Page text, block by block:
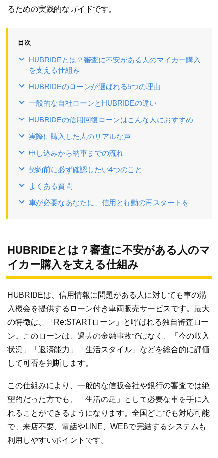
るための実践的なガイドです。
目次
HUBRIDEとは？審査に不安がある人のマイカー購入
を支える仕組み
HUBRIDEのローンが選ばれる5つの理由
一般的な自社ローンとHUBRIDEの違い
HUBRIDEの信用回復ローンはこんな人におすすめ
実際に購入した人のリアルな声
申し込みから納車までの流れ
契約前に必ず確認したい4つのこと
よくある質問
車が必要なあなたに、信用と行動の再スタートを
HUBRIDEとは？審査に不安がある人のマ
イカー購入を支える仕組み
HUBRIDEは、信用情報に問題がある人に対しても車の購
入機会を提供するローン付き車両販売サービスです。最大
の特徴は、「Re:STARTローン」と呼ばれる独自審査ロー
ン。このローンは、過去の金融事故ではなく、「今の収入
状況」「返済能力」「生活スタイル」などを総合的に評価
して可否を判断します。
この仕組みにより、一般的な信販会社や銀行の審査では絶
望的だった方でも、「生活の足」として必要な車を手に入
れることができるようになります。全国どこでも対応可能
で、来店不要、電話やLINE、WEBで完結するシステムも
利用しやすいポイントです。